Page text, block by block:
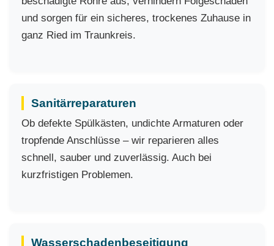
und sorgen für ein sicheres, trockenes Zuhause in
ganz Ried im Traunkreis.
Sanitärreparaturen
Ob defekte Spülkästen, undichte Armaturen oder
tropfende Anschlüsse – wir reparieren alles
schnell, sauber und zuverlässig. Auch bei
kurzfristigen Problemen.
Wasserschadenbeseitigung